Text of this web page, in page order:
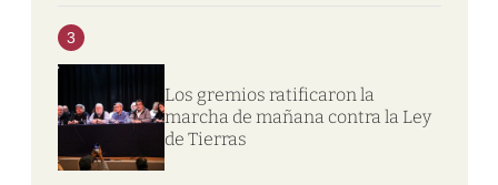
3
Los gremios ratificaron la
marcha de mañana contra la Ley
de Tierras